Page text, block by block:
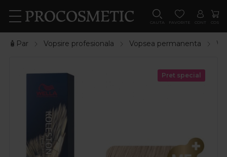
CAUTA FAVORITE CONT COS
🧴Par Vopsire profesionala Vopsea permanenta
Pret special